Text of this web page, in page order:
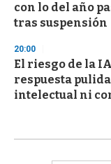
con lo del año
tras suspensión
20:00
El riesgo de la
respuesta
intelectual ni